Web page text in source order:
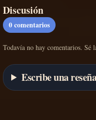
Discusión
0comentarios
Todavía no hay comentarios. Sé
Escribe una